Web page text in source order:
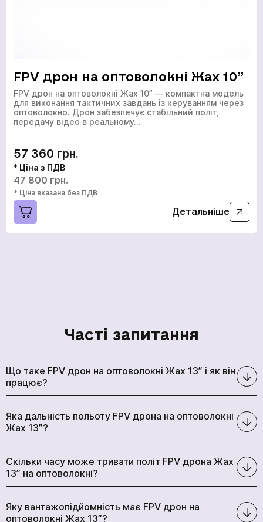
FPV дрон на оптоволокні Жах 10”
FPV дрон на оптоволокні Жах 10” — компактна модель
для виконання тактичних завдань із керуванням через
оптоволокно. Дрон забезпечує стабільний політ,
передачу відео в реальному…
57 360 грн.
* Ціна з ПДВ
47 800 грн.
* Ціна вказана без ПДВ
Детальніше
Часті запитання
Що таке FPV дрон на оптоволокні Жах 13” і як він
працює?
Яка дальність польоту FPV дрона на оптоволокні
Жах 13”?
Скільки часу може тривати політ FPV дрона Жах
13” на оптоволокні?
Яку вантажопідйомність має FPV дрон на
оптоволокні Жах 13”?